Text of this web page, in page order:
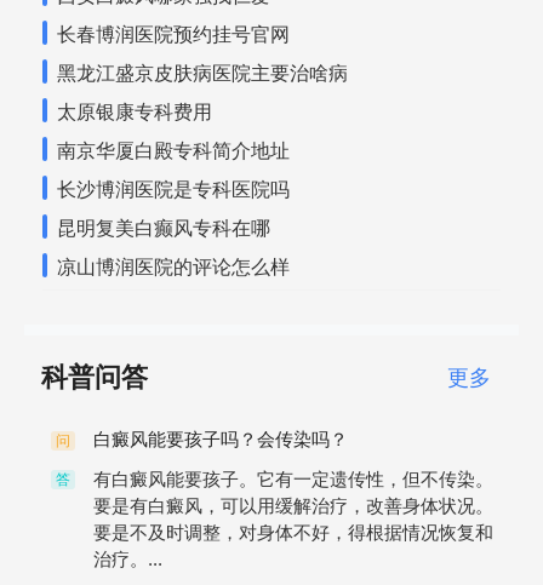
长春博润医院预约挂号官网
黑龙江盛京皮肤病医院主要治啥病
太原银康专科费用
南京华厦白殿专科简介地址
长沙博润医院是专科医院吗
昆明复美白癫风专科在哪
凉山博润医院的评论怎么样
科普问答 更多
问 白癜风能要孩子吗？会传染吗？
答
有白癜风能要孩子。它有一定遗传性，但不传染。
要是有白癜风，可以用缓解治疗，改善身体状况。
要是不及时调整，对身体不好，得根据情况恢复和
治疗。...